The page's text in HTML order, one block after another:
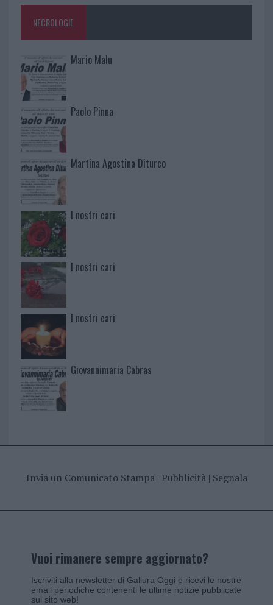
NECROLOGIE
Mario Malu
Paolo Pinna
Martina Agostina Diturco
I nostri cari
I nostri cari
I nostri cari
Giovannimaria Cabras
Invia un Comunicato Stampa| Pubblicità| Segnala
Vuoi rimanere sempre aggiornato?
Iscriviti alla newsletter di Gallura Oggi e ricevi le nostre
email periodiche contenenti le ultime notizie pubblicate
sul sito web!